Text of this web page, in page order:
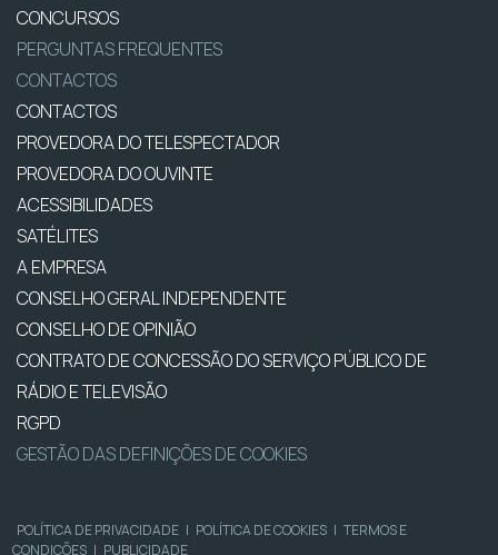
CONCURSOS
PERGUNTAS FREQUENTES
CONTACTOS
CONTACTOS
PROVEDORA DO TELESPECTADOR
PROVEDORA DO OUVINTE
ACESSIBILIDADES
SATÉLITES
A EMPRESA
CONSELHO GERAL INDEPENDENTE
CONSELHO DE OPINIÃO
CONTRATO DE CONCESSÃO DO SERVIÇO PÚBLICO DE
RÁDIO E TELEVISÃO
RGPD
GESTÃO DAS DEFINIÇÕES DE COOKIES
POLÍTICA DE PRIVACIDADE | POLÍTICA DE COOKIES | TERMOS E
CONDIÇÕES | PUBLICIDADE